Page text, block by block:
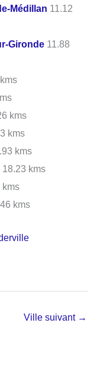
Médillan 11.12
Gironde 11.88
kms
kms
kms
18.23 kms
kms
kms
Ville suivant →